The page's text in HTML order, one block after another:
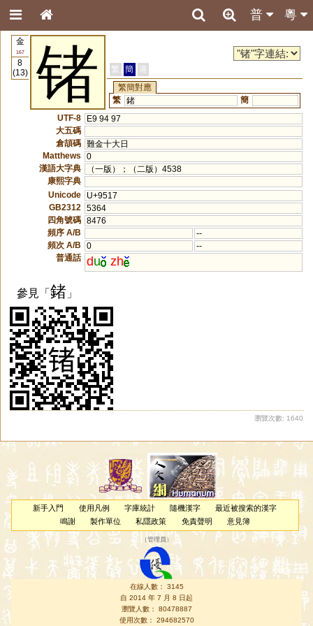
粵
普
金
167
8
(13)
锗 繁 簡
港
繁簡對應
繁 鍺
簡
UTF-8
E9 94 97
大五碼
倉頡碼 難金十大日
Matthews
0
漢語大字典
（一版）；（二版）4538
康熙字典
Unicode
U+9517
GB2312
5364
四角號碼 8476
頻序 A/B
--
頻次 A/B
0
--
普通話 du zh
參見「鍺」
瀏覽次數: 1640
新手入門 使用凡例 字庫統計 隨機漢字
最近被搜索的漢字
鳴謝
製作單位 私隱政策 免責聲明 意見簿
（管理員 ）
在線人數： 3145
自 2014 年 7 月 8 日起
瀏覽人數： 80478887
使用次數： 294682570